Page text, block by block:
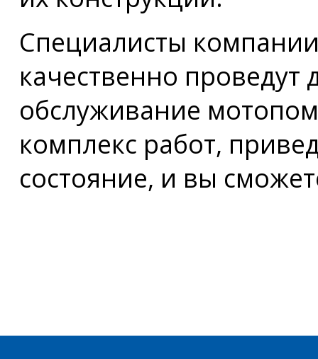
Специалисты
качественно проведут
обслуживание
комплекс работ,
состояние, и вы